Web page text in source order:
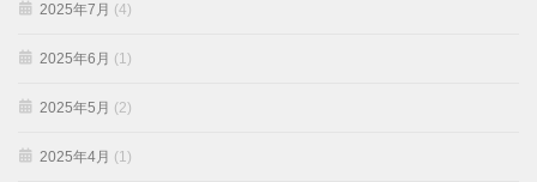
2025年7月 (4)
2025年6月 (1)
2025年5月 (2)
2025年4月 (1)